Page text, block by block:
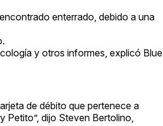
enterrado, debido a una
y otros informes, explicó Blue
de débito que pertenece a
Petito”, dijo Steven Bertolino,